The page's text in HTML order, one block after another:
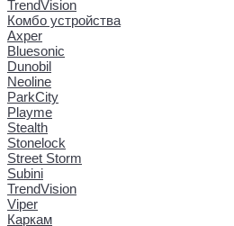
TrendVision
Комбо устройства
Axper
Bluesonic
Dunobil
Neoline
ParkCity
Playme
Stealth
Stonelock
Street Storm
Subini
TrendVision
Viper
Каркам